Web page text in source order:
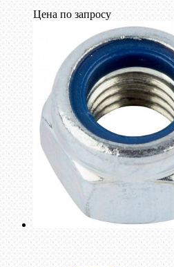
Цена по запросу